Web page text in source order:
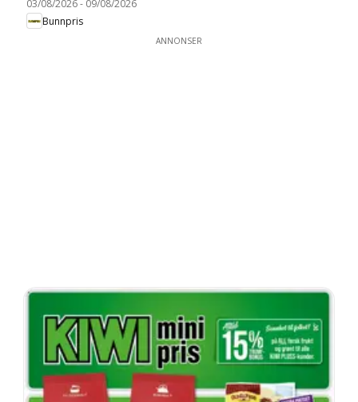
03/08/2026- 09/08/2026
Bunnpris
ANNONSER